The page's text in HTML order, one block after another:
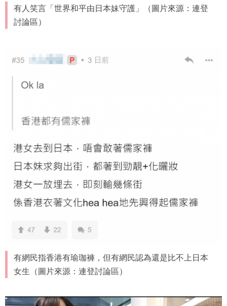
有人笑言「世界和平由日本妹守護」（圖片來源：連登
討論區）
有網民指香港有瑜珈褲，但有網民認為還是比不上日本
女生（圖片來源：連登討論區）